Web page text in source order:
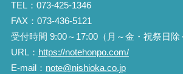
TEL：073-425-1346
FAX：073-436-5121
受付時間 9:00～17:00（月～金・祝祭日除
URL： https://notehonpo.com/
E-mail： note@nishioka.co.jp